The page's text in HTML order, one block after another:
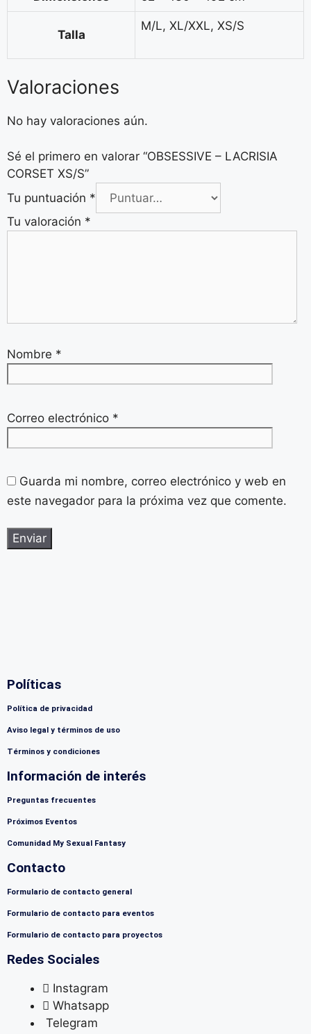
Talla
M/L, XL/XXL, XS/S
Valoraciones
No hay valoraciones aún.
Sé el primero en valorar “OBSESSIVE – LACRISIA
CORSET XS/S”
Tu puntuación *
Tu valoración *
Nombre *
Correo electrónico *
Guarda mi nombre, correo electrónico y web en
este navegador para la próxima vez que comente.
Políticas
Política de privacidad
Aviso legal y términos de uso
Términos y condiciones
Información de interés
Preguntas frecuentes
Próximos Eventos
Comunidad My Sexual Fantasy
Contacto
Formulario de contacto general
Formulario de contacto para eventos
Formulario de contacto para proyectos
Redes Sociales
Instagram
Whatsapp
Telegram